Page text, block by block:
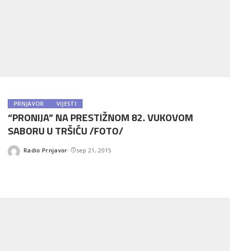
PRNJAVOR VIJESTI
“PRONIJA” NA PRESTIŽNOM 82. VUKOVOM
SABORU U TRŠIĆU /FOTO/
Posted
Radio Prnjavor sep 21, 2015